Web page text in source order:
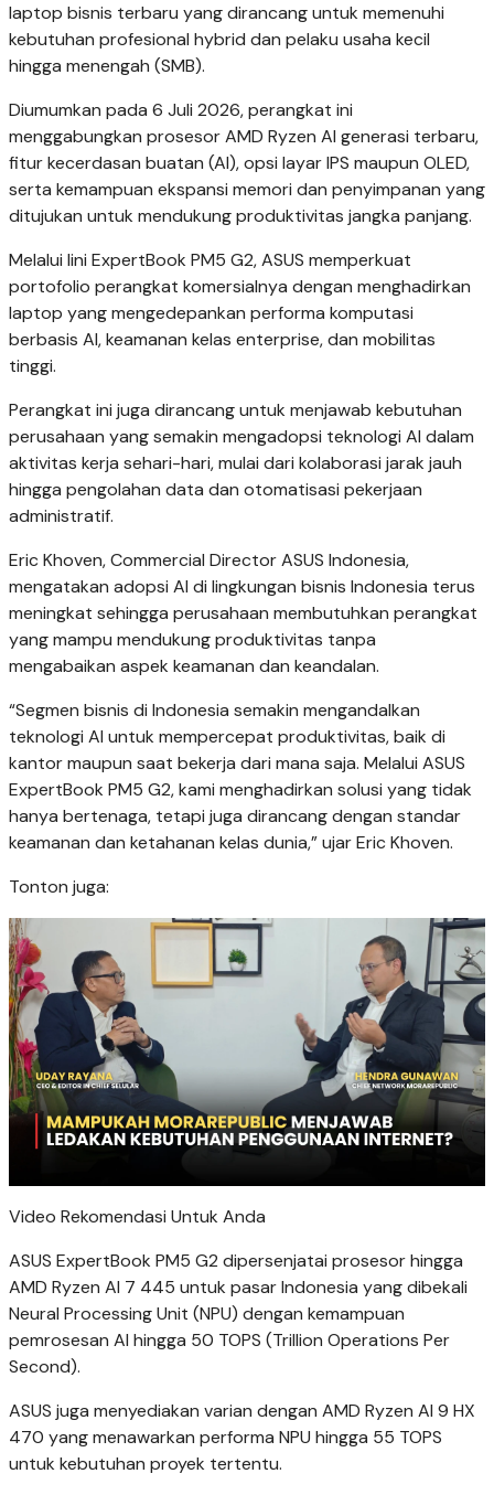
laptop bisnis terbaru yang dirancang untuk memenuhi
kebutuhan profesional hybrid dan pelaku usaha kecil
hingga menengah (SMB).
Diumumkan pada 6 Juli 2026, perangkat ini
menggabungkan prosesor AMD Ryzen AI generasi terbaru,
fitur kecerdasan buatan (AI), opsi layar IPS maupun OLED,
serta kemampuan ekspansi memori dan penyimpanan yang
ditujukan untuk mendukung produktivitas jangka panjang.
Melalui lini ExpertBook PM5 G2, ASUS memperkuat
portofolio perangkat komersialnya dengan menghadirkan
laptop yang mengedepankan performa komputasi
berbasis AI, keamanan kelas enterprise, dan mobilitas
tinggi.
Perangkat ini juga dirancang untuk menjawab kebutuhan
perusahaan yang semakin mengadopsi teknologi AI dalam
aktivitas kerja sehari-hari, mulai dari kolaborasi jarak jauh
hingga pengolahan data dan otomatisasi pekerjaan
administratif.
Eric Khoven, Commercial Director ASUS Indonesia,
mengatakan adopsi AI di lingkungan bisnis Indonesia terus
meningkat sehingga perusahaan membutuhkan perangkat
yang mampu mendukung produktivitas tanpa
mengabaikan aspek keamanan dan keandalan.
“Segmen bisnis di Indonesia semakin mengandalkan
teknologi AI untuk mempercepat produktivitas, baik di
kantor maupun saat bekerja dari mana saja. Melalui ASUS
ExpertBook PM5 G2, kami menghadirkan solusi yang tidak
hanya bertenaga, tetapi juga dirancang dengan standar
keamanan dan ketahanan kelas dunia,” ujar Eric Khoven.
Tonton juga:
Video Rekomendasi Untuk Anda
ASUS ExpertBook PM5 G2 dipersenjatai prosesor hingga
AMD Ryzen AI 7 445 untuk pasar Indonesia yang dibekali
Neural Processing Unit (NPU) dengan kemampuan
pemrosesan AI hingga 50 TOPS (Trillion Operations Per
Second).
ASUS juga menyediakan varian dengan AMD Ryzen AI 9 HX
470 yang menawarkan performa NPU hingga 55 TOPS
untuk kebutuhan proyek tertentu.